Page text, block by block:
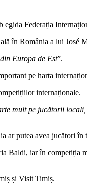
Federația
în România a lui José
Europa de Est”.
pe harta
internaționale.
mult pe jucătorii
ar putea avea jucători în
Baldi, iar în competiția
și Visit Timiș.